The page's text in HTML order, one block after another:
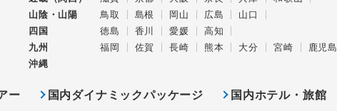
山陰・山陽
鳥取 島根 岡山 広島
山口
四国
徳島 香川 愛媛
高知
九州
福岡 佐賀 長崎 熊本 大分 宮崎
鹿児島
沖縄
ー 国内ダイナミックパッケージ 国内ホテル・旅館